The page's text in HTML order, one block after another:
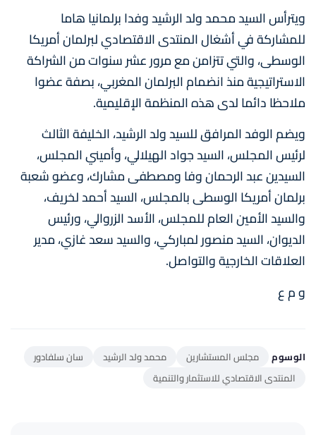
ويترأس السيد محمد ولد الرشيد وفدا برلمانيا هاما
للمشاركة في أشغال المنتدى الاقتصادي لبرلمان أمريكا
الوسطى، والتي تتزامن مع مرور عشر سنوات من الشراكة
الاستراتيجية منذ انضمام البرلمان المغربي، بصفة عضوا
ملاحظا دائما لدى هذه المنظمة الإقليمية.
ويضم الوفد المرافق للسيد ولد الرشيد، الخليفة الثالث
لرئيس المجلس، السيد جواد الهيلالي، وأميني المجلس،
السيدين عبد الرحمان وفا ومصطفى مشارك، وعضو شعبة
برلمان أمريكا الوسطى بالمجلس، السيد أحمد لخريف،
والسيد الأمين العام للمجلس، الأسد الزروالي، ورئيس
الديوان، السيد منصور لمباركي، والسيد سعد غازي، مدير
العلاقات الخارجية والتواصل.
و م ع
الوسوم مجلس المستشارين محمد ولد الرشيد
سان سلفادور
المنتدى الاقتصادي للاستثمار والتنمية